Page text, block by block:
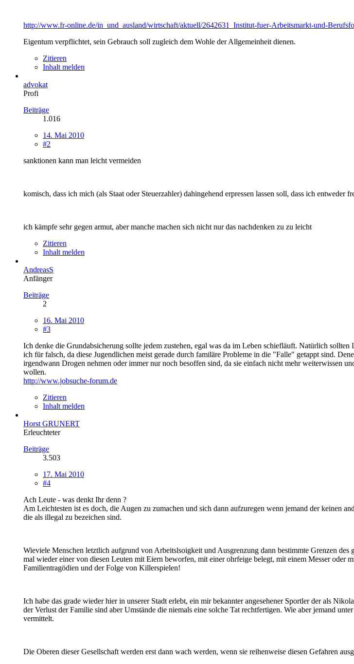
http://www.fr-online.de/in_und_ausland/wirtschaft/aktuell/2642631_Institut-fuer-Arbeitsmarkt-und-
Eigentum verpflichtet, sein Gebrauch soll zugleich dem Wohle der Allgemeinheit dienen.
Zitieren
Inhalt melden
advokat
Profi
Beiträge
1.016
14. Mai 2010
#2
sanktionen kann man leicht vermeiden
komisch, dass ich mich (als Staat oder Steuerzahler) dahingehend erpressen lassen soll, dass ich
ich kämpfe sehr gegen armut, aber manche machen sich nicht nur das nachdenken zu zu leicht
Zitieren
Inhalt melden
AndreasS
Anfänger
Beiträge
2
16. Mai 2010
#3
Ich denke die Grundabsicherung sollte jedem zustehen, egal was da im Leben schiefläuft. Natürlich
ich für falsch, da diese Jugendlichen meist gerade durch familäre Probleme in die "Falle" getappt sind.
irgendwann Drogen nehmen oder immer nur noch besoffen sind, da sie einfach nicht mehr weiterwissen
wollen.
http://www.jobsuche-forum.de
Zitieren
Inhalt melden
Horst GRUNERT
Erleuchteter
Beiträge
3.503
17. Mai 2010
#4
Ach Leute - was denkt Ihr denn ?
Am Leichtesten ist es doch, die Augen zu zumachen und sich dann aufzuregen wenn jemand der keinen
die als illegal zu bezeichen sind.
Wieviele Menschen letztlich aufgrund von Arbeitslsoigkeit und Ausgrenzung dann bestimmte Grenzen des
mal wieder einer von diesen Leuten mit Eiern beworfen, mit einer ohrfeige belegt, mit einem Messer oder
Familientragödien und der Folge von Killerspielen!
Ich habe das grade wieder hier in unserer Stadt erlebt, ein mir bekannter angesehener Sportler der als
der Verlust der Familie sind aber Umstände die niemals eine solche Tat rechtfertigen. Wie aber jemand
vermittelt.
Die Oberen dieser Gesellschaft werden erst dann wach werden, wenn sie reihenweise diesen Gefahren